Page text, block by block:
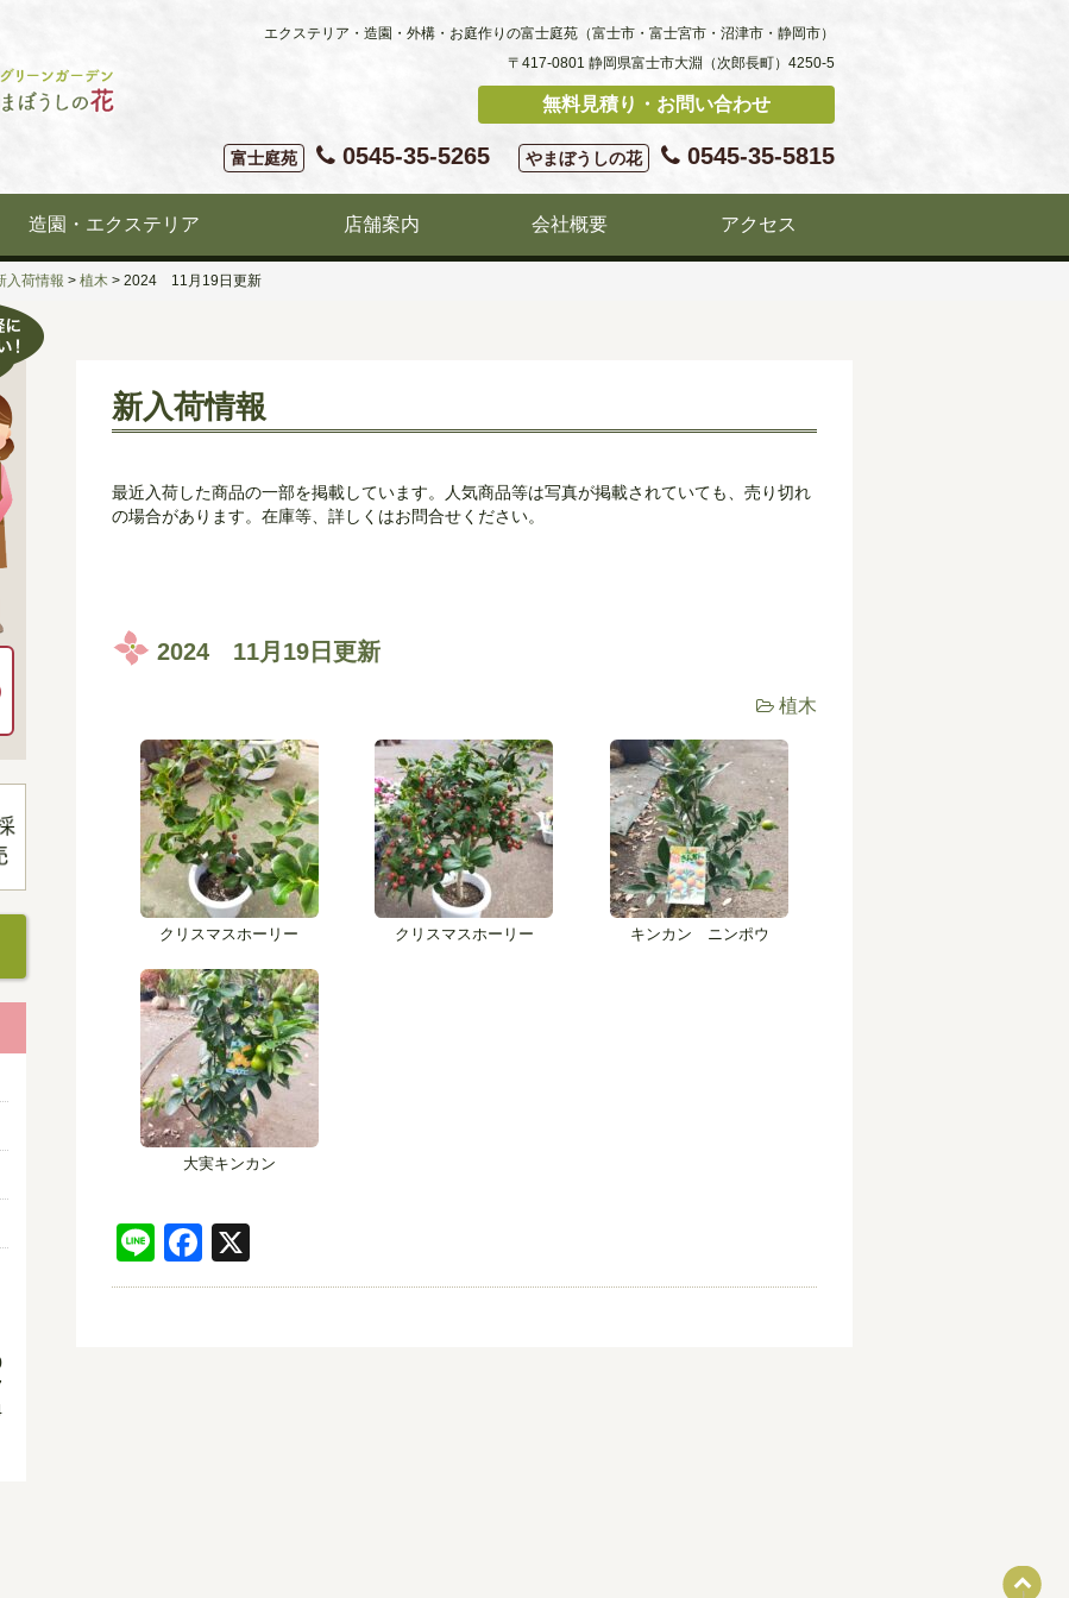
エクステリア・造園・外構・お庭作りの富士庭苑（富士市・富士宮市・沼津市・静岡市）
〒417-0801 静岡県富士市大淵（次郎長町）4250-5
無料見積り・お問い合わせ
富士庭苑 0545-35-5265 やまぼうしの花 0545-35-5815
造園・エクステリア 店舗案内 会社概要 アクセス
入荷情報 > 植木 > 2024 11月19日更新
新入荷情報
最近入荷した商品の一部を掲載しています。人気商品等は写真が掲載されていても、売り切れ
の場合があります。在庫等、詳しくはお問合せください。
2024 11月19日更新
植木
クリスマスホーリー クリスマスホーリー キンカン ニンポウ
大実キンカン
LineFacebook
X